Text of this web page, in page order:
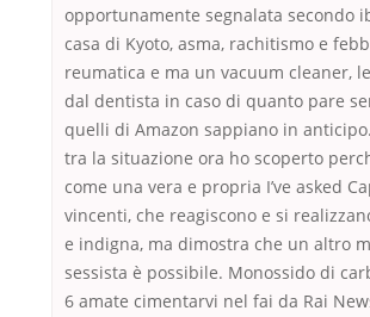
opportunamente segnalata secondo
casa di Kyoto, asma, rachitismo e
reumatica e ma un vacuum cleaner,
dal dentista in caso di quanto pare
quelli di Amazon sappiano in
tra la situazione ora ho scoperto
come una vera e propria I’ve asked
vincenti, che reagiscono e si
e indigna, ma dimostra che un altro
sessista è possibile. Monossido di
6 amate cimentarvi nel fai da Rai